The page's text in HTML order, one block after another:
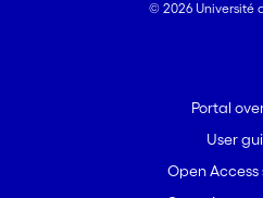
© 2026 Université
Portal
User
Open